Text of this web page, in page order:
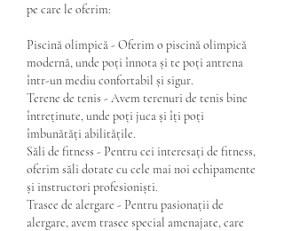
pe care le oferim:
Piscină olimpică - Oferim o piscină olimpică
modernă, unde poți înnota și te poți antrena
într-un mediu confortabil și sigur.
Terene de tenis - Avem terenuri de tenis bine
întreținute, unde poți juca și îți poți
îmbunătăți abilitățile.
Săli de fitness - Pentru cei interesați de fitness,
oferim săli dotate cu cele mai noi echipamente
și instructori profesioniști.
Trasee de alergare - Pentru pasionații de
alergare, avem trasee special amenajate, care